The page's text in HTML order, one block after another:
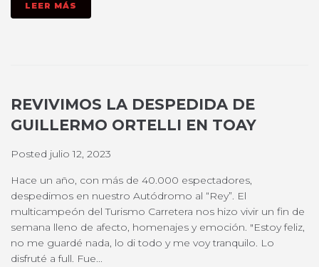
LEER MÁS
REVIVIMOS LA DESPEDIDA DE
GUILLERMO ORTELLI EN TOAY
Posted julio 12, 2023
Hace un año, con más de 40.000 espectadores,
despedimos en nuestro Autódromo al “Rey”. El
multicampeón del Turismo Carretera nos hizo vivir un fin de
semana lleno de afecto, homenajes y emoción. "Estoy feliz,
no me guardé nada, lo di todo y me voy tranquilo. Lo
disfruté a full. Fue...